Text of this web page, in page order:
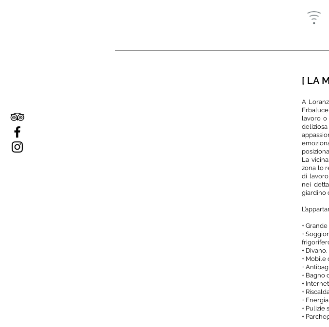
[ LA
A
lavoro o
La
zona lo
di
nei
giardino
+
+
+
+ Mobile
+
+ Bagno
+
+
+
+ Pulizie
+